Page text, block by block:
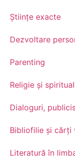
Științe exacte
Dezvoltare
Parenting
Religie și
Dialoguri,
Bibliofilie și cărți
Literatură în